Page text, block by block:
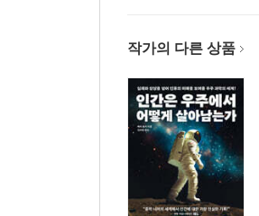
총 운동량 │ 움직이는 계
8 특수상대성이론 너머로
장력 │ 지평선과 함께 가
찾아보기
작가의 다른 상품